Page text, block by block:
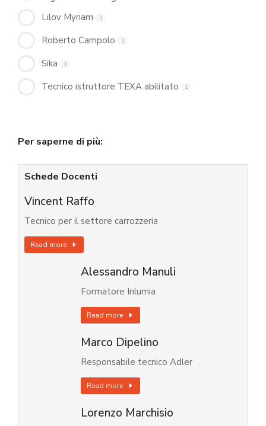
Lilov Myriam
1
Roberto Campolo 1
Sika 1
Tecnico istruttore TEXA abilitato 1
Per saperne di più:
Schede Docenti
Vincent Raffo
Tecnico per il settore carrozzeria
Read more
Alessandro Manuli
Formatore Inlumia
Read more
Marco Dipelino
Responsabile tecnico Adler
Read more
Lorenzo Marchisio